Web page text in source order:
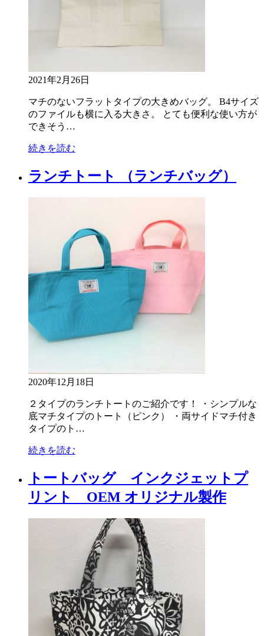
2021年2月26日
マチのないフラットタイプの大きめバッグ。 B4サイズ
のファイルも横に入る大きさ。 とても便利な使い方が
できそう…
続きを読む
ランチトート （ランチバッグ）
2020年12月18日
２タイプのランチトートのご紹介です！ ・シンプルな
底マチタイプのトート（ピンク） ・両サイドマチ付き
タイプのト…
続きを読む
トートバッグ インクジェットプ
リント OEM オリジナル製作